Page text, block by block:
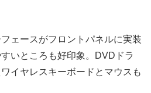
ェースがフロントパネルに実装
いところも好印象。DVDドラ
イヤレスキーボードとマウスも